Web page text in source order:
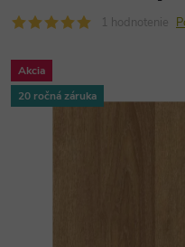
1 hodnotenie
Akcia
20 ročná záruka